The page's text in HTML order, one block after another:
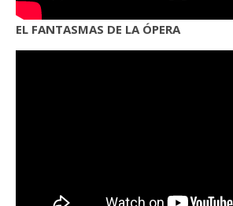
EL FANTASMAS DE LA ÓPERA